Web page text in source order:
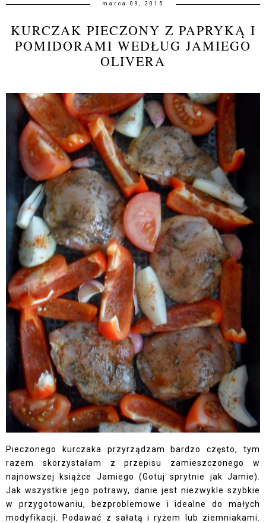
marca 09, 2015
KURCZAK PIECZONY Z PAPRYKĄ I
POMIDORAMI WEDŁUG JAMIEGO
OLIVERA
Pieczonego kurczaka przyrządzam bardzo często, tym
razem skorzystałam z przepisu zamieszczonego w
najnowszej książce Jamiego (Gotuj sprytnie jak Jamie).
Jak wszystkie jego potrawy, danie jest niezwykle szybkie
w przygotowaniu, bezproblemowe i idealne do małych
modyfikacji. Podawać z sałatą i ryżem lub ziemniakami.